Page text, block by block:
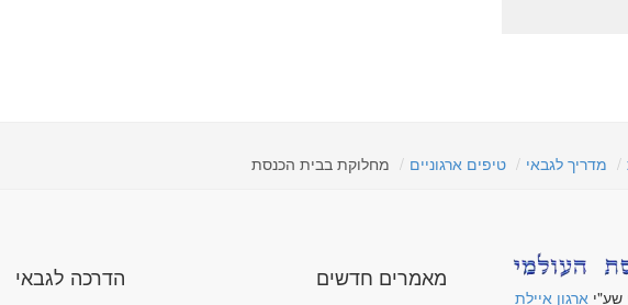
מדריך לגבאי טיפים ארגוניים מחלוקת בבית הכנסת
שע"י ארגון איילת
מאמרים חדשים הדרכה לגבאי